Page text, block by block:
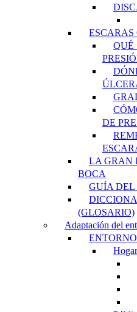
ESCARAS
QUÉ
DE
LA GRAN
BOCA
GUÍA DEL
(GLOSARIO)
Adaptación del
ENTORNO
Hogar